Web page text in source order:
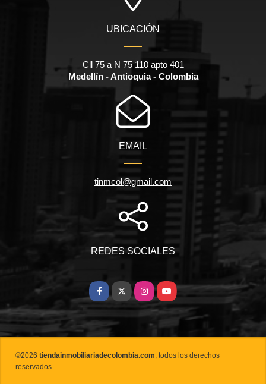
UBICACIÓN
Cll 75 a N 75 110 apto 401
Medellín - Antioquia - Colombia
EMAIL
tinmcol@gmail.com
REDES SOCIALES
Facebook
X InstagramYouTube
©2026 tiendainmobiliariadecolombia.com, todos los derechos
reservados.